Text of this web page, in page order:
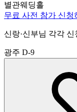
별관웨딩홀
무료 사전 참가 신청
신랑·신부님 각각
광주 D-9